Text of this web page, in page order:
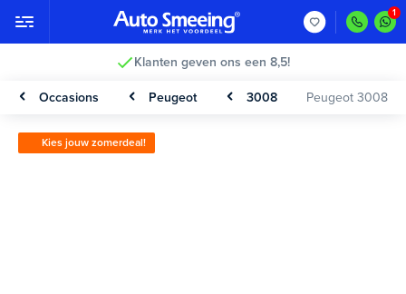
Klanten geven ons een 8,5!
Occasions Peugeot 3008 Peugeot 3008
Kies jouw zomerdeal!